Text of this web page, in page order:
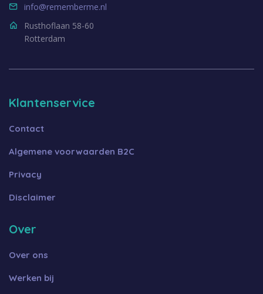
info@rememberme.nl
Rusthoflaan 58-60
Rotterdam
Klantenservice
Contact
Algemene voorwaarden B2C
Privacy
Disclaimer
Over
Over ons
Werken bij